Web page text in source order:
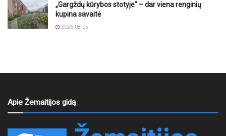
„Gargždų kūrybos stotyje“ – dar viena renginių
kupina savaitė
2026-08-05
Apie Žemaitijos gidą